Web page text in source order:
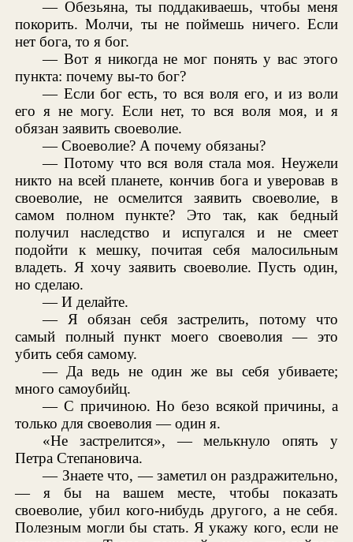
— Обезьяна, ты поддакиваешь, чтобы меня
покорить. Молчи, ты не поймешь ничего. Если
нет бога, то я бог.
— Вот я никогда не мог понять у вас этого
пункта: почему вы-то бог?
— Если бог есть, то вся воля его, и из воли
его я не могу. Если нет, то вся воля моя, и я
обязан заявить своеволие.
— Своеволие? А почему обязаны?
— Потому что вся воля стала моя. Неужели
никто на всей планете, кончив бога и уверовав в
своеволие, не осмелится заявить своеволие, в
самом полном пункте? Это так, как бедный
получил наследство и испугался и не смеет
подойти к мешку, почитая себя малосильным
владеть. Я хочу заявить своеволие. Пусть один,
но сделаю.
— И делайте.
— Я обязан себя застрелить, потому что
самый полный пункт моего своеволия — это
убить себя самому.
— Да ведь не один же вы себя убиваете;
много самоубийц.
— С причиною. Но безо всякой причины, а
только для своеволия — один я.
«Не застрелится», — мелькнуло опять у
Петра Степановича.
— Знаете что, — заметил он раздражительно,
— я бы на вашем месте, чтобы показать
своеволие, убил кого-нибудь другого, а не себя.
Полезным могли бы стать. Я укажу кого, если не